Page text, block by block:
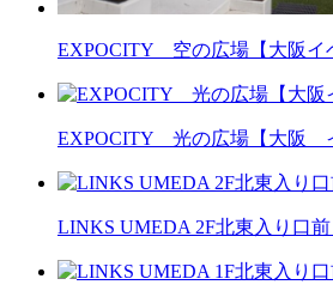
EXPOCITY 空の広場【大阪イ
EXPOCITY 光の広場【大阪
LINKS UMEDA 2F北東入り口